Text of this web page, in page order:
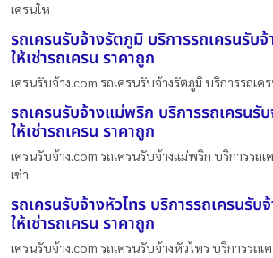
เครนให
รถเครนรับจ้างรัตภูมิ บริการรถเครนรับจ้
ให้เช่ารถเครน ราคาถูก
เครนรับจ้าง.com รถเครนรับจ้างรัตภูมิ บริการรถเค
รถเครนรับจ้างแม่พริก บริการรถเครนรับ
ให้เช่ารถเครน ราคาถูก
เครนรับจ้าง.com รถเครนรับจ้างแม่พริก บริการรถเ
เช่า
รถเครนรับจ้างหัวไทร บริการรถเครนรับจ้
ให้เช่ารถเครน ราคาถูก
เครนรับจ้าง.com รถเครนรับจ้างหัวไทร บริการรถเ